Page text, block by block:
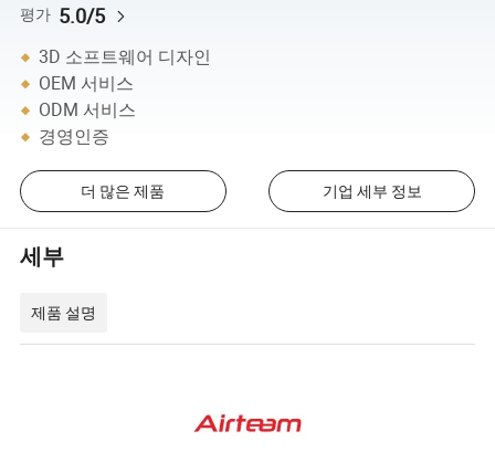
평가 5.0/5
3D 소프트웨어 디자인
OEM 서비스
ODM 서비스
경영인증
더 많은 제품 기업 세부 정보
세부
제품 설명